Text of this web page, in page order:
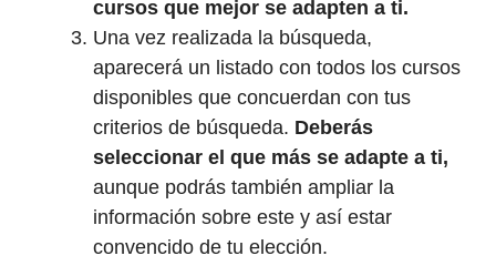
cursos que mejor se adapten a ti.
Una vez realizada la búsqueda,
aparecerá un listado con todos los cursos
disponibles que concuerdan con tus
criterios de búsqueda. Deberás
seleccionar el que más se adapte a ti,
aunque podrás también ampliar la
información sobre este y así estar
convencido de tu elección.